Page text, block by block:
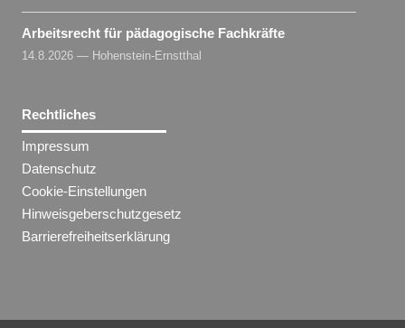
Arbeitsrecht für pädagogische Fachkräfte
14.8.2026 — Hohenstein-Ernstthal
Rechtliches
Impressum
Datenschutz
Cookie-Einstellungen
Hinweisgeberschutzgesetz
Barrierefreiheitserklärung